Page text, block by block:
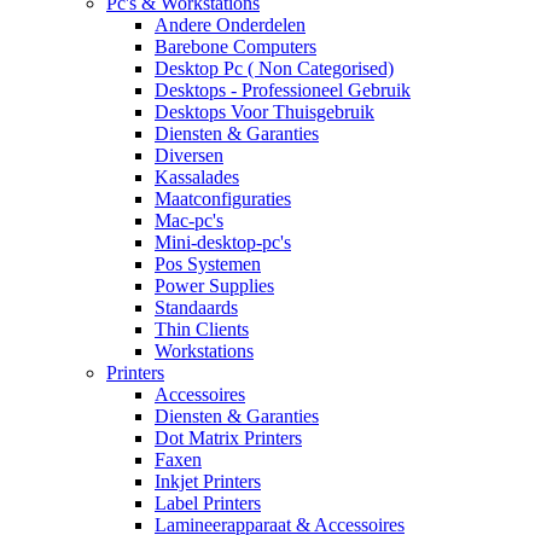
Andere Onderdelen
Barebone Computers
Desktop Pc ( Non Categorised)
Desktops - Professioneel Gebruik
Desktops Voor Thuisgebruik
Diensten & Garanties
Diversen
Kassalades
Maatconfiguraties
Mac-pc's
Mini-desktop-pc's
Pos Systemen
Power Supplies
Standaards
Thin Clients
Workstations
Printers
Accessoires
Diensten & Garanties
Dot Matrix Printers
Faxen
Inkjet Printers
Label Printers
Lamineerapparaat & Accessoires